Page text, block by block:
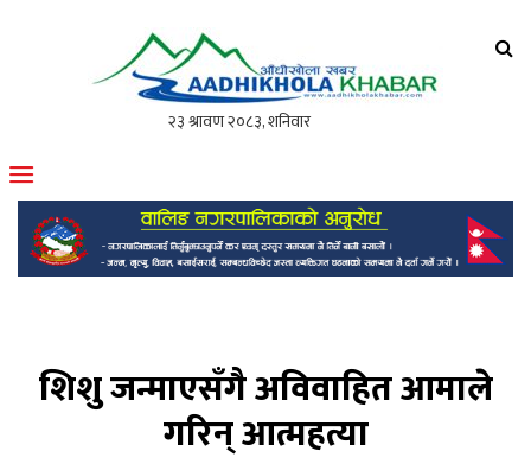
मोफसलकै लोकप्रिय अनलाइन पत्रिका
शिशु जन्माएसँगै अविवाहित आमाले
गरिन् आत्महत्या